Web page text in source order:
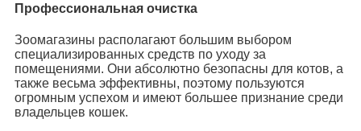
Профессиональная очистка
Зоомагазины располагают большим выбором
специализированных средств по уходу за
помещениями. Они абсолютно безопасны для котов, а
также весьма эффективны, поэтому пользуются
огромным успехом и имеют большее признание среди
владельцев кошек.